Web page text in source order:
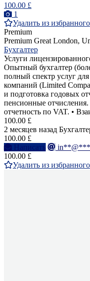
100.00 £
1
Удалить из избранного
Premium
Premium Great London,
Бухгалтер
Услуги
Опытный бухгалтер
полный спектр услуг
компаний (Limited
и подготовка годовых
пенсионные
отчетность по VAT. •
100.00 £
2 месяцев назад
100.00 £
Написать
100.00 £
Удалить из избранного